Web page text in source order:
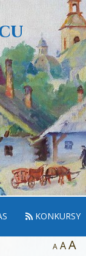
KONKURSY
A AA